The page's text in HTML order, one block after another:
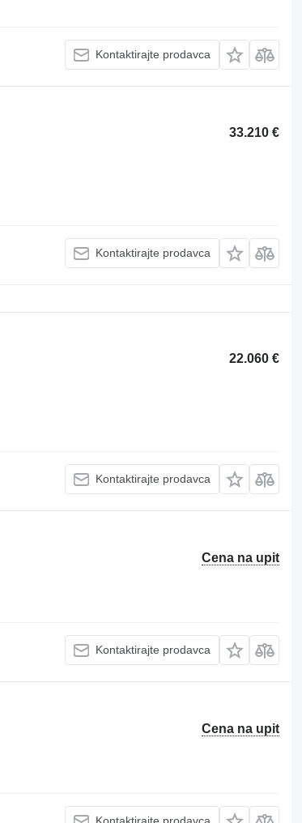
Kontaktirajte prodavca
33.210 €
Kontaktirajte prodavca
22.060 €
Kontaktirajte prodavca
Cena na upit
Kontaktirajte prodavca
Cena na upit